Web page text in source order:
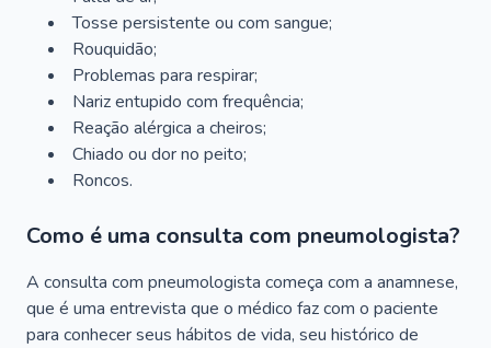
Tosse persistente ou com sangue;
Rouquidão;
Problemas para respirar;
Nariz entupido com frequência;
Reação alérgica a cheiros;
Chiado ou dor no peito;
Roncos.
Como é uma consulta com pneumologista?
A consulta com pneumologista começa com a anamnese,
que é uma entrevista que o médico faz com o paciente
para conhecer seus hábitos de vida, seu histórico de